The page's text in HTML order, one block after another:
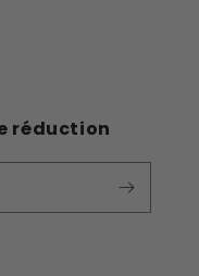
réduction